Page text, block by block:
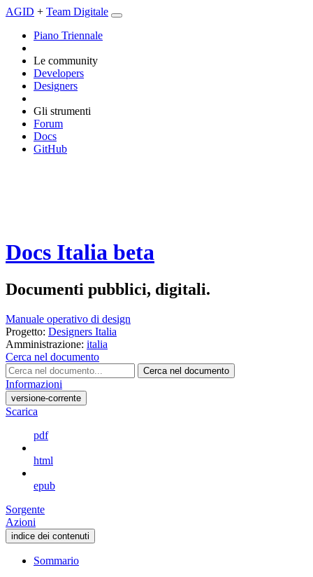
AGID + Team Digitale
Piano Triennale
Le community
Developers
Designers
Gli strumenti
Forum
Docs
GitHub
Docs Italia beta
Documenti pubblici, digitali.
Manuale operativo di design
Progetto: Designers Italia
Amministrazione: italia
Cerca nel documento
Cerca nel documento
Informazioni
versione-corrente
Scarica
pdf
html
epub
Sorgente
Azioni
indice dei contenuti
Sommario